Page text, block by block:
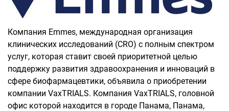
Компания Emmes, международная организация
клинических исследований (CRO) с полным спектром
услуг, которая ставит своей приоритетной целью
поддержку развития здравоохранения и инноваций в
сфере биофармацевтики, объявила о приобретении
компании VaxTRIALS. Компания VaxTRIALS, головной
офис которой находится в городе Панама, Панама,